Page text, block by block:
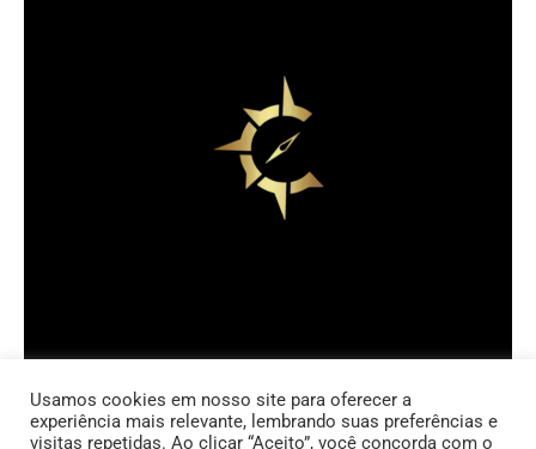
Copyright © 2023 Carlos Hoyos
Usamos cookies em nosso site para oferecer a
experiência mais relevante, lembrando suas preferências e
visitas repetidas. Ao clicar “Aceito”, você concorda com o